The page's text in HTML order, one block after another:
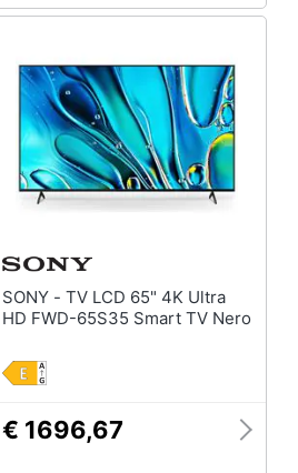
SONY - TV LCD 65" 4K Ultra
HD FWD-65S35 Smart TV Nero
€ 1696,67